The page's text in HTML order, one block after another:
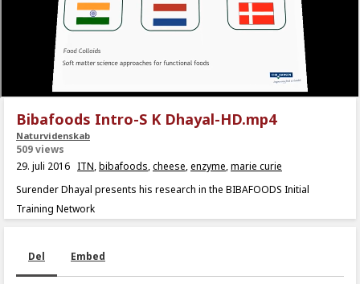
Bibafoods Intro-S K Dhayal-HD.mp4
Naturvidenskab
509 views
29. juli 2016 ITN,bibafoods,cheese,enzyme,marie curie
Surender Dhayal presents his research in the BIBAFOODS Initial
Training Network
Del Embed